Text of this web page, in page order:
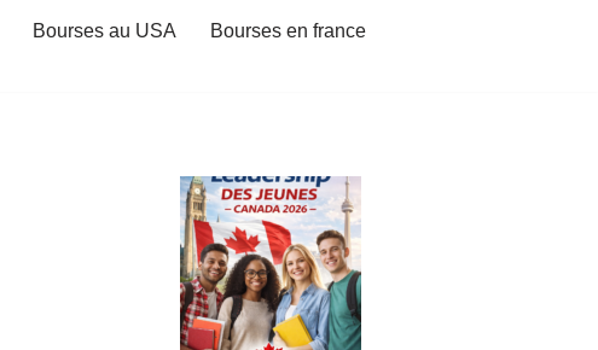
Bourses au USA
Bourses en france